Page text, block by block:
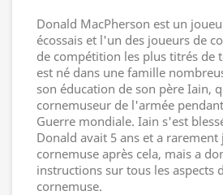
Donald MacPherson est un
écossais et l'un des joueurs de
de compétition les plus titrés de
est né dans une famille
son éducation de son père Iain,
cornemuseur de l'armée
Guerre mondiale. Iain s'est
Donald avait 5 ans et a rarement
cornemuse après cela, mais a
instructions sur tous les aspects
cornemuse.